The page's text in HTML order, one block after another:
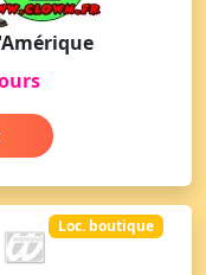
Loc. boutique